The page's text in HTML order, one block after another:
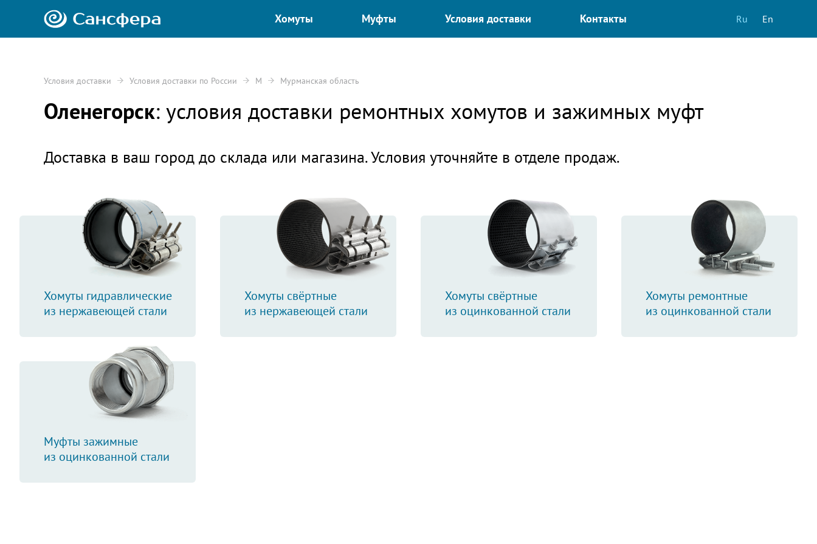
Ru En
Хомуты Муфты Условия доставки Контакты
Условия доставки Условия доставки по России М Мурманская область
Оленегорск: условия доставки ремонтных хомутов и зажимных муфт
Доставка в ваш город до склада или магазина. Условия уточняйте в отделе продаж.
Хомуты гидравлические
из нержавеющей стали
Хомуты свёртные
из нержавеющей стали
Хомуты свёртные
из оцинкованной стали
Хомуты ремонтные
из оцинкованной стали
Муфты зажимные
из оцинкованной стали